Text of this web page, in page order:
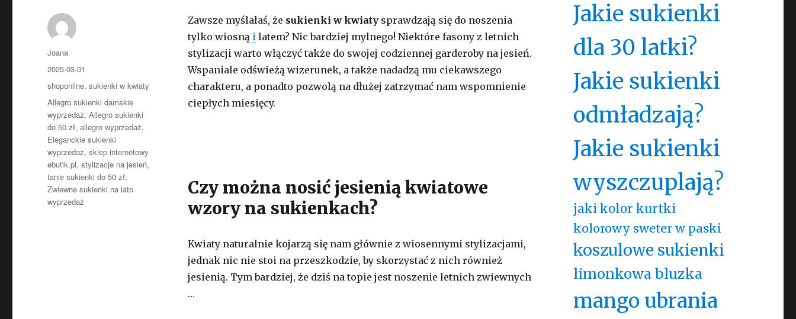
Zawsze myślałaś, że sukienki w kwiatysprawdzają się do noszenia
tylko wiosną ilatem? Nic bardziej mylnego! Niektóre fasony z letnich
stylizacji warto włączyć także do swojej codziennej garderoby na jesień.
Wspaniale odświeżą wizerunek, a także nadadzą mu ciekawszego
charakteru, a ponadto pozwolą na dłużej zatrzymać nam wspomnienie
ciepłych miesięcy.
Czy można nosić jesienią kwiatowe
wzory na sukienkach?
Kwiaty naturalnie kojarzą się nam głównie z wiosennymi stylizacjami,
jednak nic nie stoi na przeszkodzie, by skorzystać z nich również
jesienią. Tym bardziej, że dziś na topie jest noszenie letnich zwiewnych
…
Autor
Joana
Opublikowano
2025-03-01
Kategorie
shoponline,sukienki w kwiaty
Tagi
Allegro sukienki damskie
wyprzedaż,Allegro sukienki
do 50 zł,allegro wyprzedaż,
Eleganckie sukienki
wyprzedaż,sklep internetowy
ebutik.pl,stylizacje na jesień,
tanie sukienki do 50 zł,
Zwiewne sukienki na lato
wyprzedaż
Jakie sukienki
dla 30 latki?
Jakie sukienki
odmładzają?
Jakie sukienki
wyszczuplają?
jaki kolor kurtki
kolorowy sweter w paski
koszulowe sukienki
limonkowa bluzka
mango ubrania